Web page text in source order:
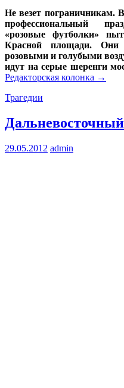
Не везет пограничникам.
профессиональный
«розовые футболки»
Красной площади. Они
розовыми и голубыми
идут на серые шеренги
Редакторская колонка →
Трагедии
29.05.2012 admin